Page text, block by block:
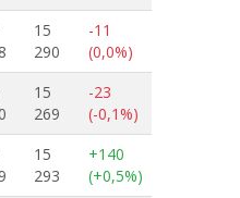
15
290
-11
(0,0%)
15
269
-23
(-0,1%)
15
293
+140
(+0,5%)